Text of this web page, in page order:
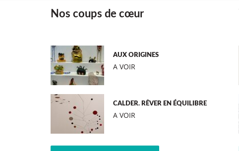
Nos coups de cœur
AUX ORIGINES
A VOIR
CALDER. RÊVER EN ÉQUILIBRE
A VOIR